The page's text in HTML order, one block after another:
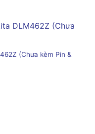
(Chưa kèm Pin &